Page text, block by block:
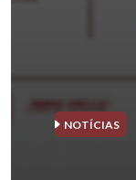
NOTÍCIAS